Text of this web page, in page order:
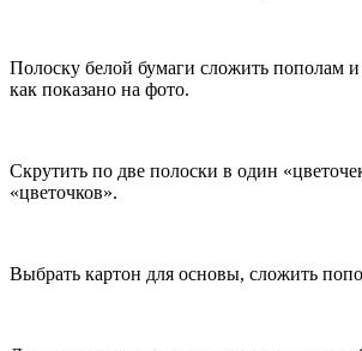
Полоску белой бумаги сложить пополам и
как показано на фото.
Скрутить по две полоски в один
«цветочков».
Выбрать картон для основы, сложить